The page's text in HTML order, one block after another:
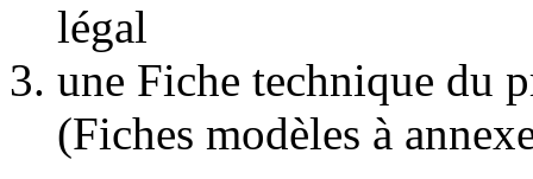
légal
une Fiche technique du
(Fiches modèles à